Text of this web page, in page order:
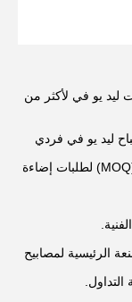
ليد يو في لأكثر من
ليد يو في فردي
س3. هل لديكم أي قيود على الحد الأدنى للطلب (MOQ) لطلبات إضاءة
الرئيسية لمصابيح